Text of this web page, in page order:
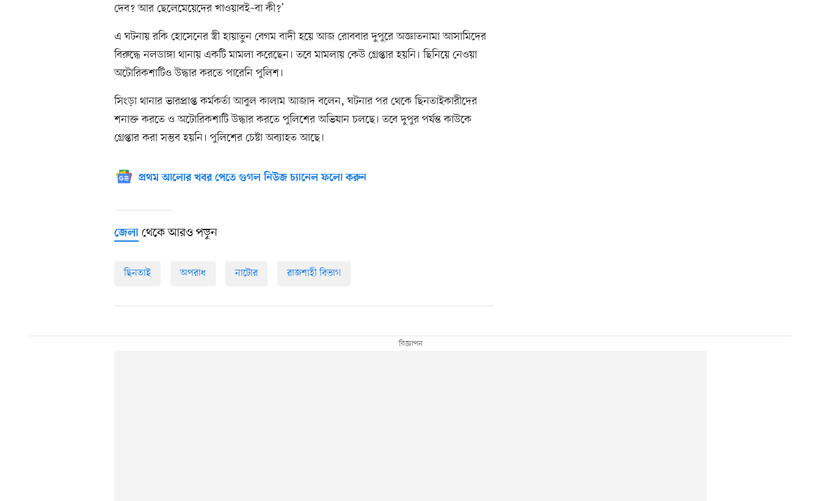
দেব? আর ছেলেমেয়েদের খাওয়াবই–বা কী?’
এ ঘটনায় রকি হোসেনের স্ত্রী হায়াতুন বেগম বাদী হয়ে আজ রোববার দুপুরে অজ্ঞাতনামা আসামিদের
বিরুদ্ধে নলডাঙ্গা থানায় একটি মামলা করেছেন। তবে মামলায় কেউ গ্রেপ্তার হয়নি। ছিনিয়ে নেওয়া
অটোরিকশাটিও উদ্ধার করতে পারেনি পুলিশ।
সিংড়া থানার ভারপ্রাপ্ত কর্মকর্তা আবুল কালাম আজাদ বলেন, ঘটনার পর থেকে ছিনতাইকারীদের
শনাক্ত করতে ও অটোরিকশাটি উদ্ধার করতে পুলিশের অভিযান চলছে। তবে দুপুর পর্যন্ত কাউকে
গ্রেপ্তার করা সম্ভব হয়নি। পুলিশের চেষ্টা অব্যাহত আছে।
প্রথম আলোর খবর পেতে গুগল নিউজ চ্যানেল ফলো করুন
জেলা থেকে আরও পড়ুন
ছিনতাই অপরাধ নাটোর রাজশাহী বিভাগ